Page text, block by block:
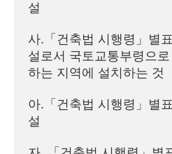
설
사.「건축법 시행령」별
설로서 국토교통부령으
하는 지역에 설치하는 것
아.「건축법 시행령」별
설